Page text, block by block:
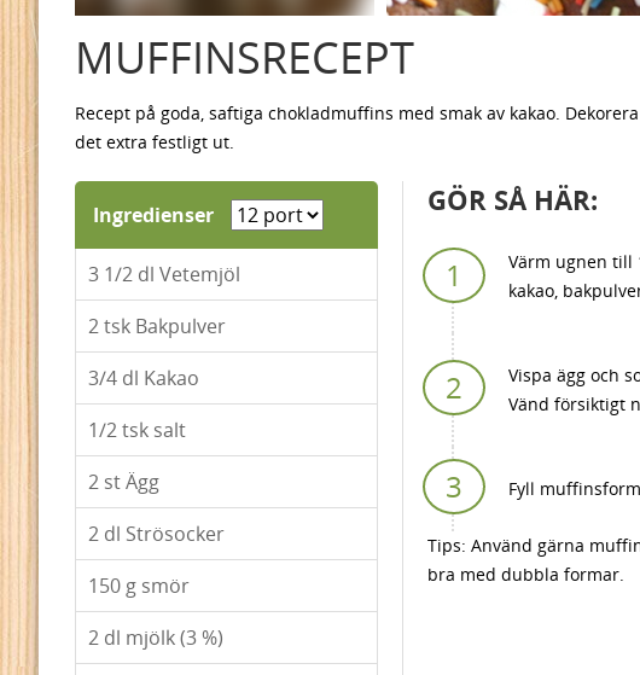
MUFFINSRECEPT
Recept på goda, saftiga chokladmuffins med smak av kakao.
det extra festligt ut.
Ingredienser
3 1/2 dl Vetemjöl
2tsk Bakpulver
3/4 dl Kakao
1/2tsk salt
2 st Ägg
2 dl Strösocker
150 g smör
2 dl mjölk (3 %)
GÖR SÅ HÄR:
Värm ugnen till
kakao,
Vispa ägg och
Vänd försiktigt
Fyll
Tips: Använd gärna
bra med dubbla formar.